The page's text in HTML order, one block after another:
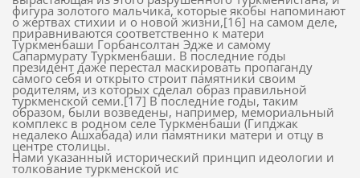
фигура золотого мальчика, которые якобы напоминают
о жертвах стихии и о новой жизни,[16] на самом деле,
приравниваются соответственно к матери
Туркменбаши Горбансолтан Эдже и самому
Сапармурату Туркменбаши. В последние годы
президент даже перестал маскировать пропаганду
самого себя и открыто строит памятники своим
родителям, из которых сделал образ правильной
туркменской семи.[17] В последние годы, таким
образом, были возведены, например, мемориальный
комплекс в родном селе Туркменбаши (Гипджак
недалеко Ашхабада) или памятники матери и отцу в
центре столицы.
Нами указанный исторический принцип идеологии и
толкование туркменской ис